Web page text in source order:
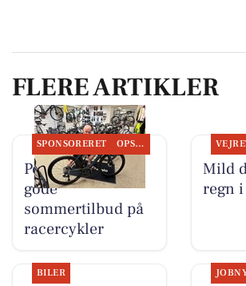
FLERE ARTIKLER
SPONSORERET OPSLAGSTAVLEN
Per P. Cykler har
gode
sommertilbud på
racercykler
Mild
regn
BILER